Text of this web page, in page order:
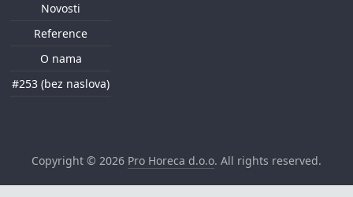
Novosti
Reference
O nama
#253 (bez naslova)
Copyright © 2026 Pro Horeca d.o.o. All rights reserved.